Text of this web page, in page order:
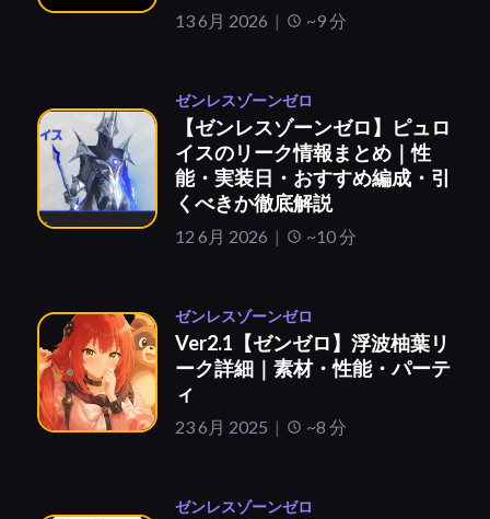
13 6月 2026 ~9 分
ゼンレスゾーンゼロ
【ゼンレスゾーンゼロ】ピュロ
イスのリーク情報まとめ｜性
能・実装日・おすすめ編成・引
くべきか徹底解説
12 6月 2026 ~10 分
ゼンレスゾーンゼロ
Ver2.1【ゼンゼロ】浮波柚葉リ
ーク詳細｜素材・性能・パーテ
ィ
23 6月 2025 ~8 分
ゼンレスゾーンゼロ